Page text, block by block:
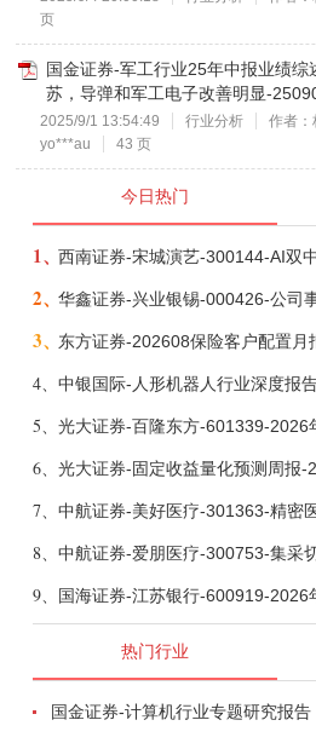
页
国金证券-军工行业25年中报业绩综
苏，导弹和军工电子改善明显-
2025/9/1 13:54:49 行业分析 作者：
yo***au
43 页
今日热门
1、
2、
3、
4、
5、
6、 光大证券-固定收益量化预测周报-
7、
8、
9、
热门行业
国金证券-计算机行业专题研究报